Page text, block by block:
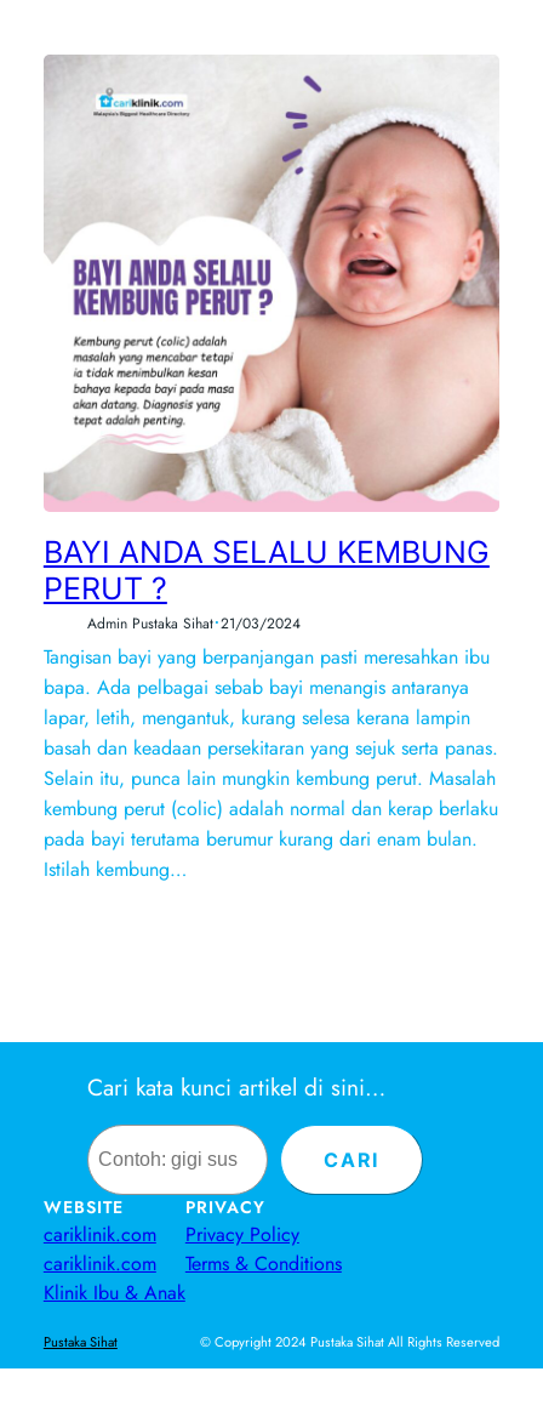
BAYI ANDA SELALU KEMBUNG
PERUT ?
Admin Pustaka Sihat•21/03/2024
Tangisan bayi yang berpanjangan pasti meresahkan ibu
bapa. Ada pelbagai sebab bayi menangis antaranya
lapar, letih, mengantuk, kurang selesa kerana lampin
basah dan keadaan persekitaran yang sejuk serta panas.
Selain itu, punca lain mungkin kembung perut. Masalah
kembung perut (colic) adalah normal dan kerap berlaku
pada bayi terutama berumur kurang dari enam bulan.
Istilah kembung…
Cari kata kunci artikel di sini…
Search
CARI
WEBSITE
cariklinik.com
cariklinik.com
Klinik Ibu & Anak
PRIVACY
Privacy Policy
Terms & Conditions
Pustaka Sihat © Copyright 2024 Pustaka Sihat All Rights Reserved